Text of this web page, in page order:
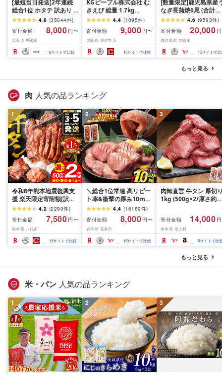
[最短当日発送]2年連続
総合1位 ホタテ 訳あり (
ふるさと納税 ほたて ふ
るさと納税 訳あり 帆立
ふるさと わけあり ホタ
テ貝柱 貝 人気 不揃い 刺
身 規格外 魚介 ランキン
グ 海鮮 冷凍 発送時期が
グ対象)
4.8 (35044件)
寄付金額
8,000 円〜
北海道 別海町
6サイトで比較
KGピープル株式会社 む
きえび 総量 1.7kg
(850g×2P) 特大 5Lサイ
ズ バナメイエビ バラ凍
結 下処理不要 サイズ不
揃い 訳あり
4.4 (1095件)
寄付金額
9,000 円〜
大阪府 泉佐野市
15サイトで比較
[数量限定]鹿児島県産
なぎ長蒲焼6尾 (合計
600g以上)4.6 (9593件)
寄付金額
20,000
鹿児島県 大崎町
15サイトで
もっと見る
肉 人気の品ランキング
1
令和8年熊本地震復興支
援 楽天限定寄附額[訳あ
り]牛タン 500g〜2kg 肉
牛肉 訳あり 牛タン 冷凍
小分け 厚切り 薄切り 食
べ比べ 500g 1kg 1.5kg
2kg 牛 人気 ビーフ 牛た
ん ふるさと納税 ランキ
4.2 (2290件)
寄付金額
7,500 円〜
熊本県 八代市
13サイトで比較
2
＼総合1位常連 高リピー
ト率&衝撃の厚み10mm
厚切り牛タン 塩味/ ≪ス
ピード発送!!10営業日以
内発送≫ 選べる内容量
500g / 1kg 定期便 毎月
届く 牛肉 肉 BBQ ふるさ
と 人気 ランキング 岩手
4.4 (16189件)
寄付金額
8,000 円〜
岩手県 花巻市
15サイトで比較
3
肉卸直営 牛タン 厚切
1kg (500g×2/厚さ約
牛肉 焼肉 冷凍 スライ
業務用 バーベキュー
BBQ おつまみ ギフト
祝い お中元 夏ギフト
寄付金額 14,000
熊本県 水上村
5サイトで比
もっと見る
米・パン 人気の品ランキング
1 2 3